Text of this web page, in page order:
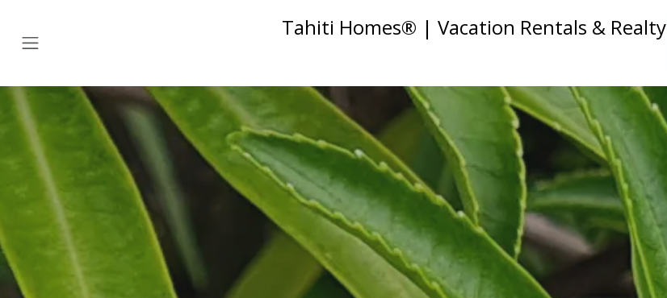
Tahiti Homes® | Vacation Rentals & Realty